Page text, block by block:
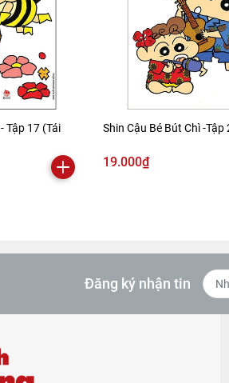
Tập 17 (Tái
Shin Cậu Bé Bút Chì -Tập
19.000₫
Đăng ký nhận tin